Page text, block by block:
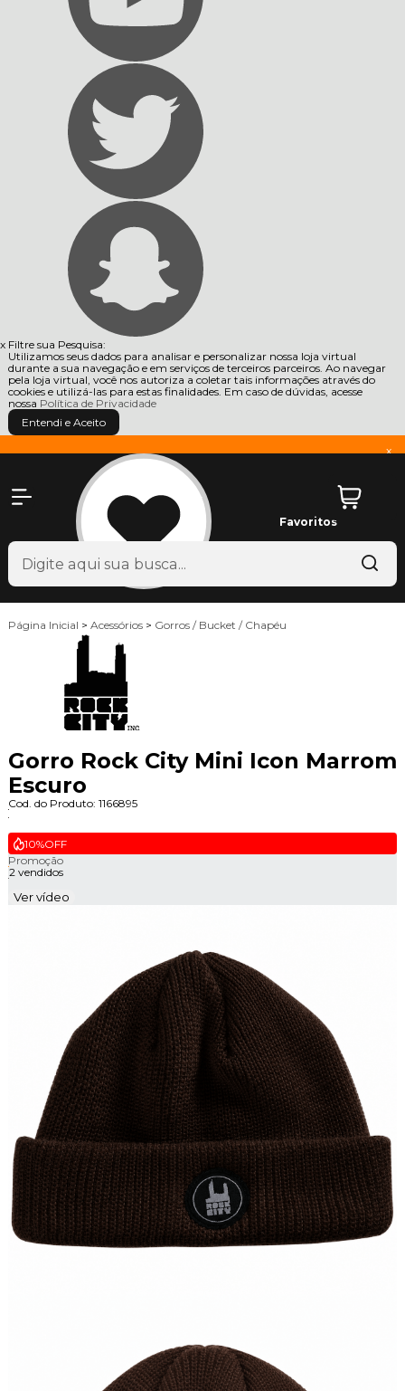
x Filtre sua Pesquisa:
Utilizamos seus dados para analisar e personalizar nossa loja virtual
durante a sua navegação e em serviços de terceiros parceiros. Ao navegar
pela loja virtual, você nos autoriza a coletar tais informações através do
cookies e utilizá-las para estas finalidades. Em caso de dúvidas, acesse
nossa Política de Privacidade
Entendi e Aceito
x
Favoritos
Página Inicial > Acessórios > Gorros / Bucket / Chapéu
Gorro Rock City Mini Icon Marrom
Escuro
Cod. do Produto: 1166895
10%OFF
Promoção
2 vendidos
Ver vídeo